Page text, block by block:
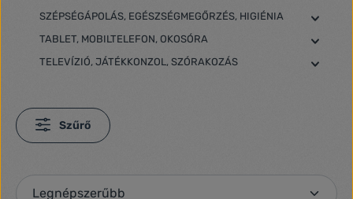
SZÉPSÉGÁPOLÁS, EGÉSZSÉGMEGŐRZÉS, HIGIÉNIA
TABLET, MOBILTELEFON, OKOSÓRA
TELEVÍZIÓ, JÁTÉKKONZOL, SZÓRAKOZÁS
Szűrő